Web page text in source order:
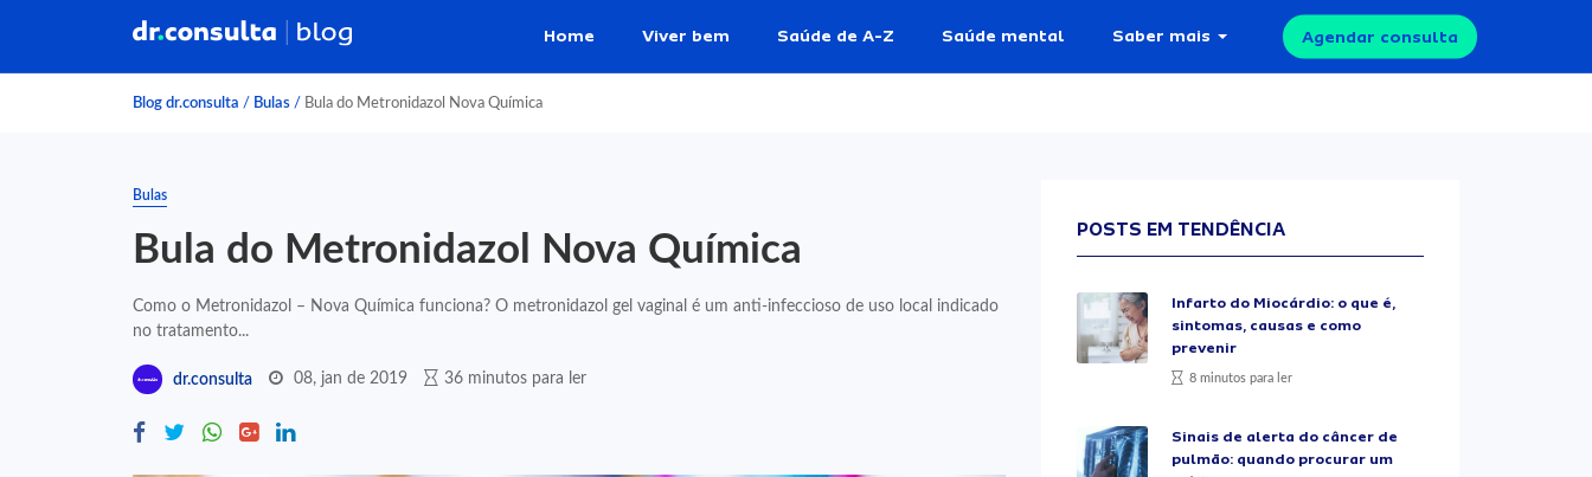
Home Viver bem Saúde de A-Z Saúde mental Saber mais Agendar consulta
Blog dr.consulta / Bulas / Bula do Metronidazol Nova Química
Bulas
Bula do Metronidazol Nova Química
Como o Metronidazol – Nova Química funciona? O metronidazol gel vaginal é um anti-infeccioso de uso local indicado
no tratamento...
dr.consulta 08, jan de 2019 36 minutos para ler
POSTS EM TENDÊNCIA
Infarto do Miocárdio: o que é,
sintomas, causas e como
prevenir
8 minutos para ler
Sinais de alerta do câncer de
pulmão: quando procurar um